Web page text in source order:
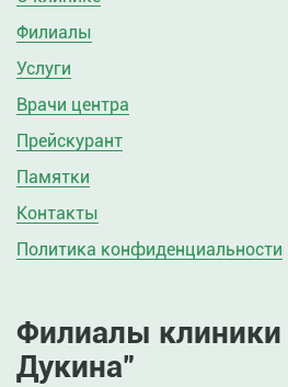
Филиалы
Услуги
Врачи центра
Прейскурант
Памятки
Контакты
Политика конфиденциальности
Филиалы клиники
Дукина”